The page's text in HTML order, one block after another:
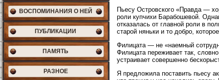
ВОСПОМИНАНИЯ О НЕЙ
ПУБЛИКАЦИИ
ПАМЯТЬ
РАЗНОЕ
Пьесу Островского «Правда —
роли купчихи Барабошевой.
отказалась от главной роли в
старой няньки и то добро,
Филицата — не «наемный
Филицата переживает так,
устраивает совершенно
Я предложила поставить пьесу